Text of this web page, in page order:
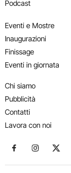
Podcast
Eventi e Mostre
Inaugurazioni
Finissage
Eventi in giornata
Chi siamo
Pubblicità
Contatti
Lavora con noi
Seguici suSeguici su